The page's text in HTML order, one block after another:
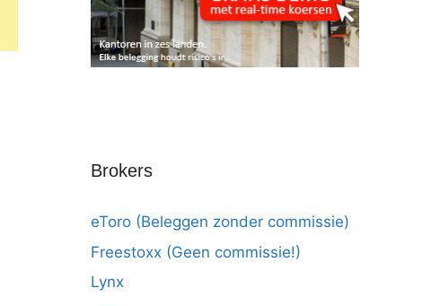
Brokers
eToro (Beleggen zonder commissie)
Freestoxx (Geen commissie!)
Lynx